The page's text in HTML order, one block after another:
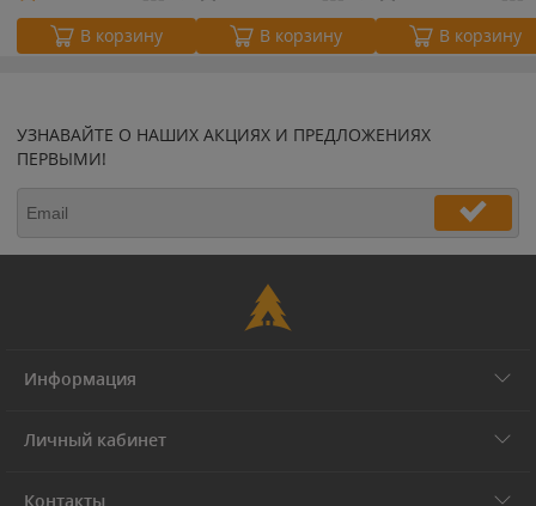
В корзину В корзину В корзину
УЗНАВАЙТЕ О НАШИХ АКЦИЯХ И ПРЕДЛОЖЕНИЯХ
ПЕРВЫМИ!
Информация
Личный кабинет
Контакты